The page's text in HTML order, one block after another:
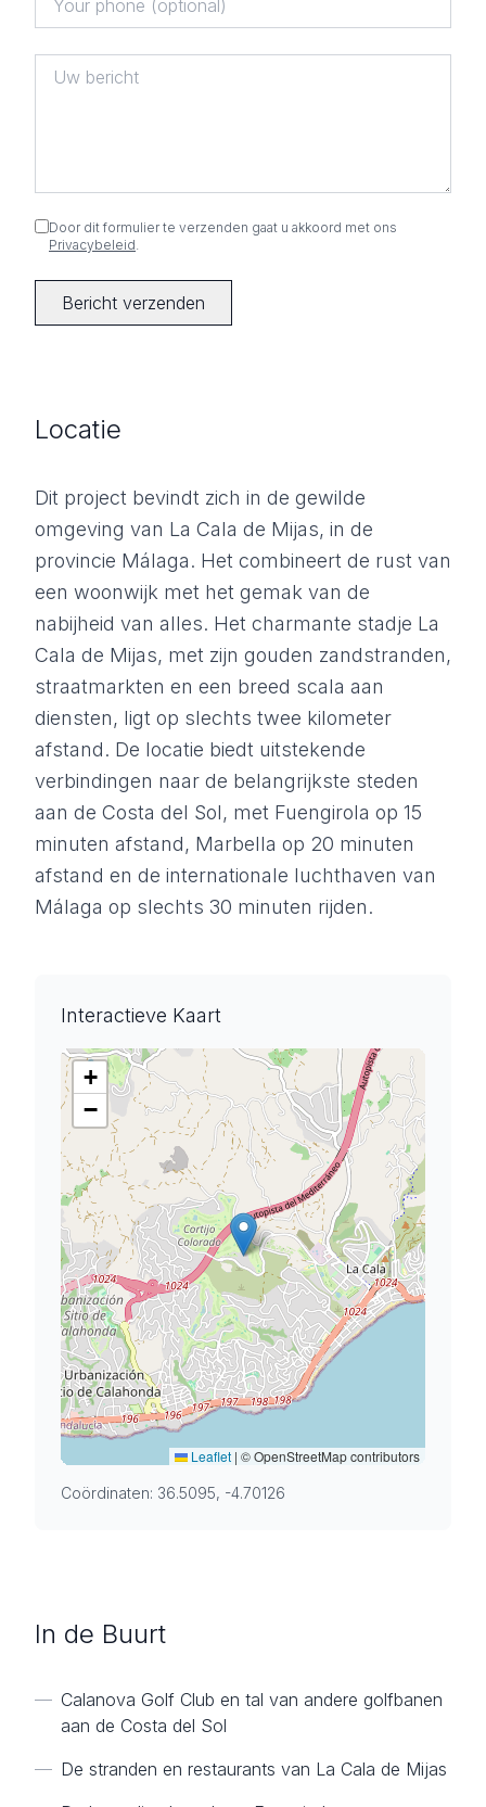
Door dit formulier te verzenden gaat u akkoord met ons
Privacybeleid.
Bericht verzenden
Locatie
Dit project bevindt zich in de gewilde
omgeving van La Cala de Mijas, in de
provincie Málaga. Het combineert de rust van
een woonwijk met het gemak van de
nabijheid van alles. Het charmante stadje La
Cala de Mijas, met zijn gouden zandstranden,
straatmarkten en een breed scala aan
diensten, ligt op slechts twee kilometer
afstand. De locatie biedt uitstekende
verbindingen naar de belangrijkste steden
aan de Costa del Sol, met Fuengirola op 15
minuten afstand, Marbella op 20 minuten
afstand en de internationale luchthaven van
Málaga op slechts 30 minuten rijden.
Interactieve Kaart
+
−
Leaflet | © OpenStreetMap contributors
Coördinaten: 36.5095, -4.70126
In de Buurt
— Calanova Golf Club en tal van andere golfbanen
aan de Costa del Sol
— De stranden en restaurants van La Cala de Mijas